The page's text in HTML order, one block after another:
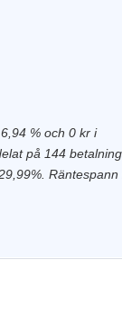
% och 0 kr i
på 144